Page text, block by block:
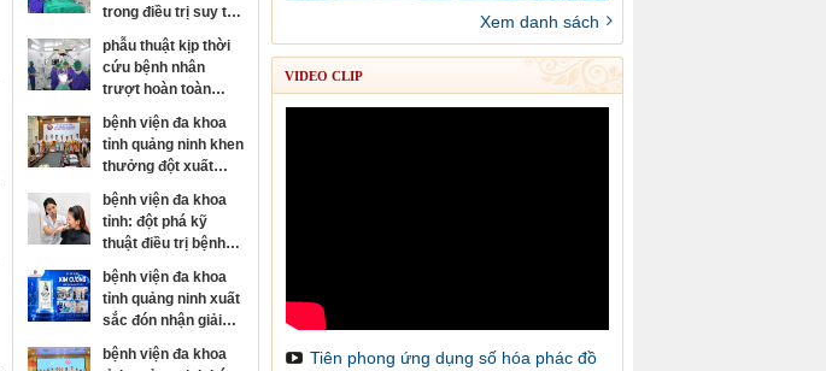
trong điều trị suy tim
và rối loạn nhịp tim
phẫu thuật kịp thời
cứu bệnh nhân
trượt hoàn toàn
thân đốt sống, sốc
tủy nặng
bệnh viện đa khoa
tỉnh quảng ninh khen
thưởng đột xuất
đơn nguyên đột quỵ
đạt danh hiệu kim
cương của hội đột
quỵ thế giới
bệnh viện đa khoa
tỉnh: đột phá kỹ
thuật điều trị bệnh
da liễu
bệnh viện đa khoa
tỉnh quảng ninh xuất
sắc đón nhận giải
thưởng kim cương
của hội đột quỵ thế
bệnh viện đa khoa
Xem danh sách
VIDEO CLIP
Tiên phong ứng dụng số hóa phác đồ